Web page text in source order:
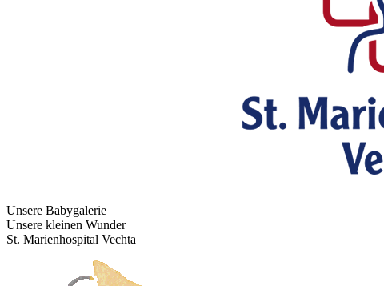
Unsere Babygalerie
Unsere kleinen Wunder
St. Marienhospital Vechta